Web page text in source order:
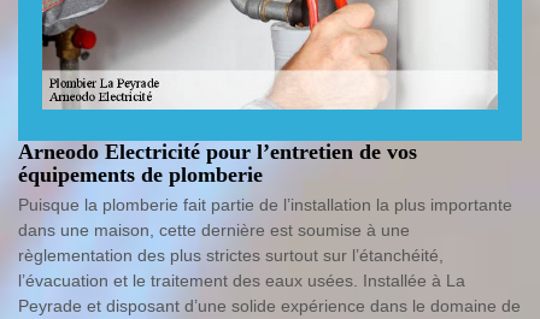
Arneodo Electricité pour l’entretien de vos
équipements de plomberie
Puisque la plomberie fait partie de l’installation la plus importante
dans une maison, cette dernière est soumise à une
règlementation des plus strictes surtout sur l’étanchéité,
l’évacuation et le traitement des eaux usées. Installée à La
Peyrade et disposant d’une solide expérience dans le domaine de